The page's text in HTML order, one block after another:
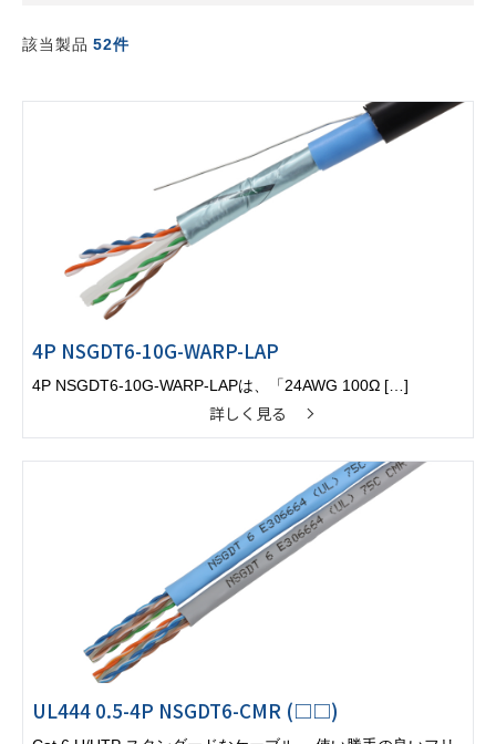
該当製品52件
4P NSGDT6-10G-WARP-LAP
4P NSGDT6-10G-WARP-LAPは、「24AWG 100Ω […]
詳しく見る
UL444 0.5-4P NSGDT6-CMR (□□)